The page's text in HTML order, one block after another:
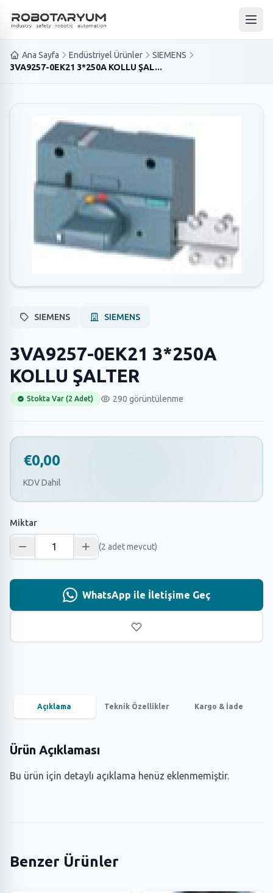
Ana içeriğe geç
Ana
Ana Sayfa Endüstriyel Ürünler
SIEMENS
3VA9257-0EK21 3*250A KOLLU ŞAL...
SIEMENS SIEMENS
3VA9257-0EK21 3*250A
KOLLU ŞALTER
Stokta Var (2 Adet) 290 görüntülenme
€0,00
KDV Dahil
Miktar
(2 adet mevcut)
WhatsApp ile İletişime Geç
Açıklama Teknik Özellikler Kargo & İade
Ürün Açıklaması
Bu ürün için detaylı açıklama henüz eklenmemiştir.
Benzer Ürünler